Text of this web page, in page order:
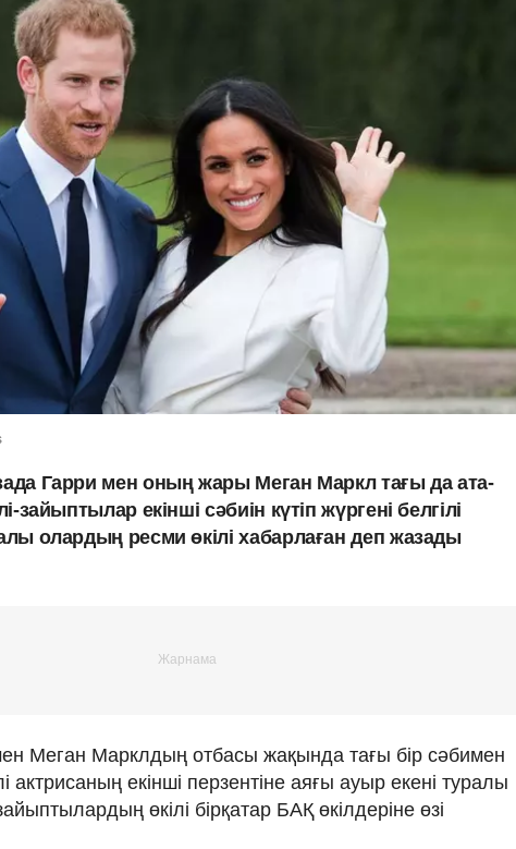
Гарри мен оның жары Меган Маркл тағы да ата-
зайыптылар екінші сәбиін күтіп жүргені белгілі
олардың ресми өкілі хабарлаған деп жазады
Меган Марклдың отбасы жақында тағы бір сәбимен
актрисаның екінші перзентіне аяғы ауыр екені туралы
өкілі бірқатар БАҚ өкілдеріне өзі